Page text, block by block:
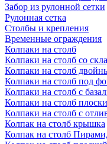
Забор из рулонной сетки
Рулонная сетка
Столбы и крепления
Временные ограждения
Колпаки на столб
Колпаки на столб со
Колпаки на столб
Колпаки на столб под
Колпаки на столб с
Колпаки на столб
Колпаки на столб с
Колпак на столб крышка
Колпак на столб